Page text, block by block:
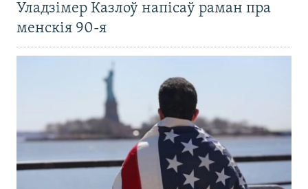
Уладзімер Казлоў напісаў раман пра
менскія 90-я